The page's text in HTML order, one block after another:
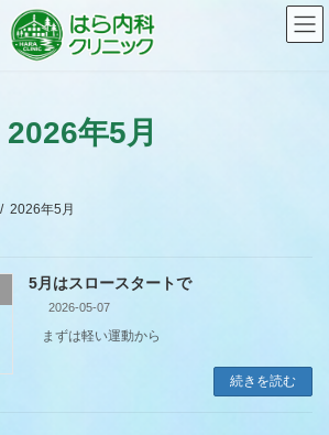
2026年5月
2026年5月
5月はスロースタートで
2026-05-07
まずは軽い運動から
続きを読む